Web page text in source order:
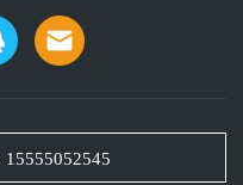
15555052545